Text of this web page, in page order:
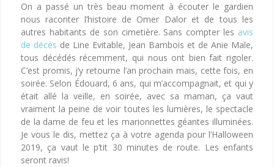
On a passé un très beau moment à écouter le gardien
nous raconter l’histoire de Omer Dalor et de tous les
autres habitants de son cimetière. Sans compter les avis
de décès de Line Evitable, Jean Bambois et de Anie Male,
tous décédés récemment, qui nous ont bien fait rigoler.
C’est promis, j’y retourne l’an prochain mais, cette fois, en
soirée. Selon Édouard, 6 ans, qui m’accompagnait, et qui y
était allé la veille, en soirée, avec sa maman, ça vaut
vraiment la peine de voir toutes les lumières, le spectacle
de la dame de feu et les marionnettes géantes illuminées.
Je vous le dis, mettez ça à votre agenda pour l’Halloween
2019, ça vaut le p’tit 30 minutes de route. Les enfants
seront ravis!